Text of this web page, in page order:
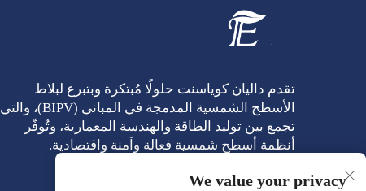
تقدم داليان كوياسنت حلولًا مُبتكرة وبتبرع لبلاط
الأسطح الشمسية المدمجة في المباني (BIPV)، والتي
تجمع بين توليد الطاقة والهندسة المعمارية، وتُوفّر
أنظمة أسطح شمسية فعالة وآمنة واقتصادية.
We value your privacy